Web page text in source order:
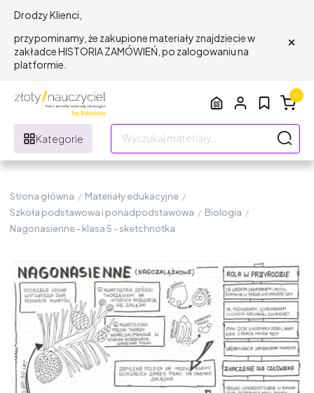
Drodzy Klienci,
przypominamy, że zakupione materiały znajdziecie w
zakładce HISTORIA ZAMÓWIEŃ, po zalogowaniu na
platformie.
×
Kategorie
0
Strona główna / Materiały edukacyjne /
Szkoła podstawowa i ponadpodstawowa / Biologia /
Nagonasienne - klasa 5 - sketchnotka